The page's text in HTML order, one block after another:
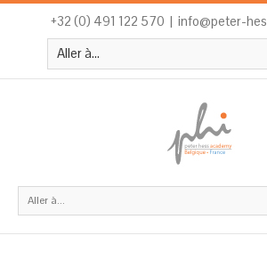
+32 (0) 491 122 570 | info@peter-
Aller à...
Aller à...